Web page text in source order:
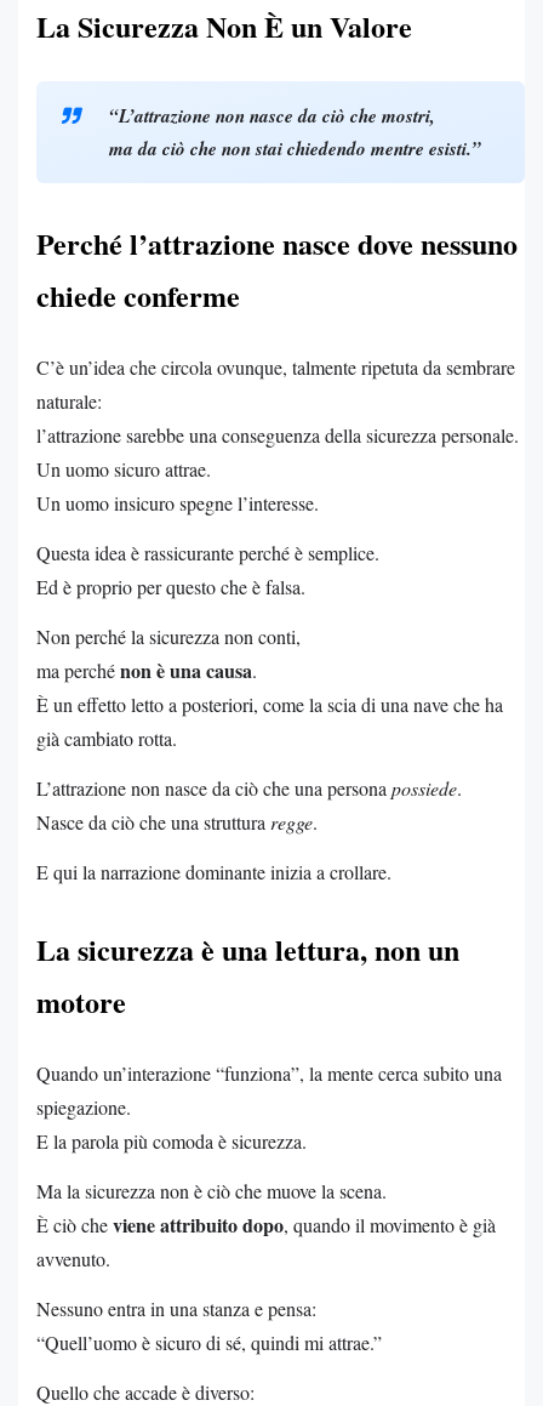
La Sicurezza Non È un Valore
“L’attrazione non nasce da ciò che mostri,
ma da ciò che non stai chiedendo mentre esisti.”
Perché l’attrazione nasce dove nessuno
chiede conferme
C’è un’idea che circola ovunque, talmente ripetuta da sembrare
naturale:
l’attrazione sarebbe una conseguenza della sicurezza personale.
Un uomo sicuro attrae.
Un uomo insicuro spegne l’interesse.
Questa idea è rassicurante perché è semplice.
Ed è proprio per questo che è falsa.
Non perché la sicurezza non conti,
ma perchénon è una causa.
È un effetto letto a posteriori, come la scia di una nave che ha
già cambiato rotta.
L’attrazione non nasce da ciò che una persona possiede.
Nasce da ciò che una struttura regge.
E qui la narrazione dominante inizia a crollare.
La sicurezza è una lettura, non un
motore
Quando un’interazione “funziona”, la mente cerca subito una
spiegazione.
E la parola più comoda è sicurezza.
Ma la sicurezza non è ciò che muove la scena.
È ciò cheviene attribuito dopo, quando il movimento è già
avvenuto.
Nessuno entra in una stanza e pensa:
“Quell’uomo è sicuro di sé, quindi mi attrae.”
Quello che accade è diverso: